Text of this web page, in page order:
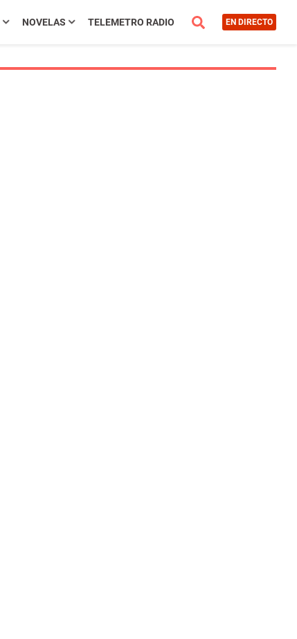
NOVELAS TELEMETRO RADIO EN DIRECTO